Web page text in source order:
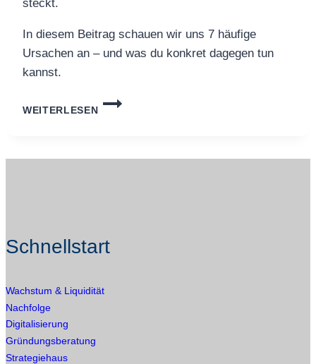
steckt.
In diesem Beitrag schauen wir uns 7 häufige
Ursachen an – und was du konkret dagegen tun
kannst.
WEITERLESEN
VOLLE
AUFTRÄGE,
LEER:
Schnellstart
Wachstum & Liquidität
Nachfolge
Digitalisierung
Gründungsberatung
Strategiehaus